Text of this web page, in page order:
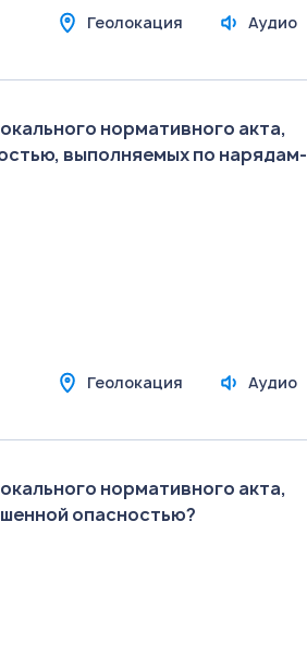
Геолокация Аудио
нормативного акта,
выполняемых по нарядам-
Геолокация Аудио
нормативного акта,
опасностью?